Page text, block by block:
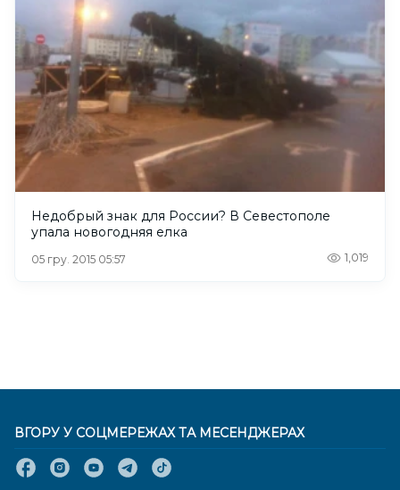
Недобрый знак для России? В Севестополе
упала новогодняя елка
05 гру. 2015 05:57 1,019
ВГОРУ У СОЦМЕРЕЖАХ ТА МЕСЕНДЖЕРАХ